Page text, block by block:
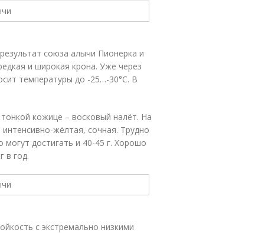
союза алычи Пионерка и
и широкая крона. Уже через
температуры до -25…-30°С. В
кожице – восковый налёт. На
жёлтая, сочная. Трудно
могут достигать и 40-45 г. Хорошо
в год.
с экстремально низкими